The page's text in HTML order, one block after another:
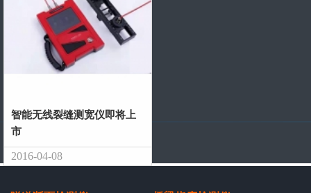
智能无线裂缝测宽仪即将上
市
2016-04-08